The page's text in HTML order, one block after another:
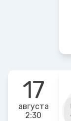
17
августа
2:30